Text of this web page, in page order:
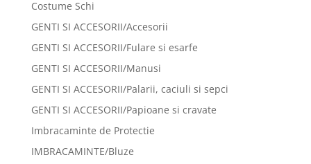
Costume Schi
GENTI SI ACCESORII/Accesorii
GENTI SI ACCESORII/Fulare si esarfe
GENTI SI ACCESORII/Manusi
GENTI SI ACCESORII/Palarii, caciuli si sepci
GENTI SI ACCESORII/Papioane si cravate
Imbracaminte de Protectie
IMBRACAMINTE/Bluze